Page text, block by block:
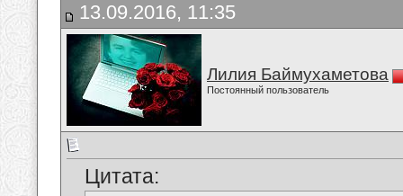
13.09.2016, 11:35
Лилия Баймухаметова
Постоянный пользователь
Цитата: